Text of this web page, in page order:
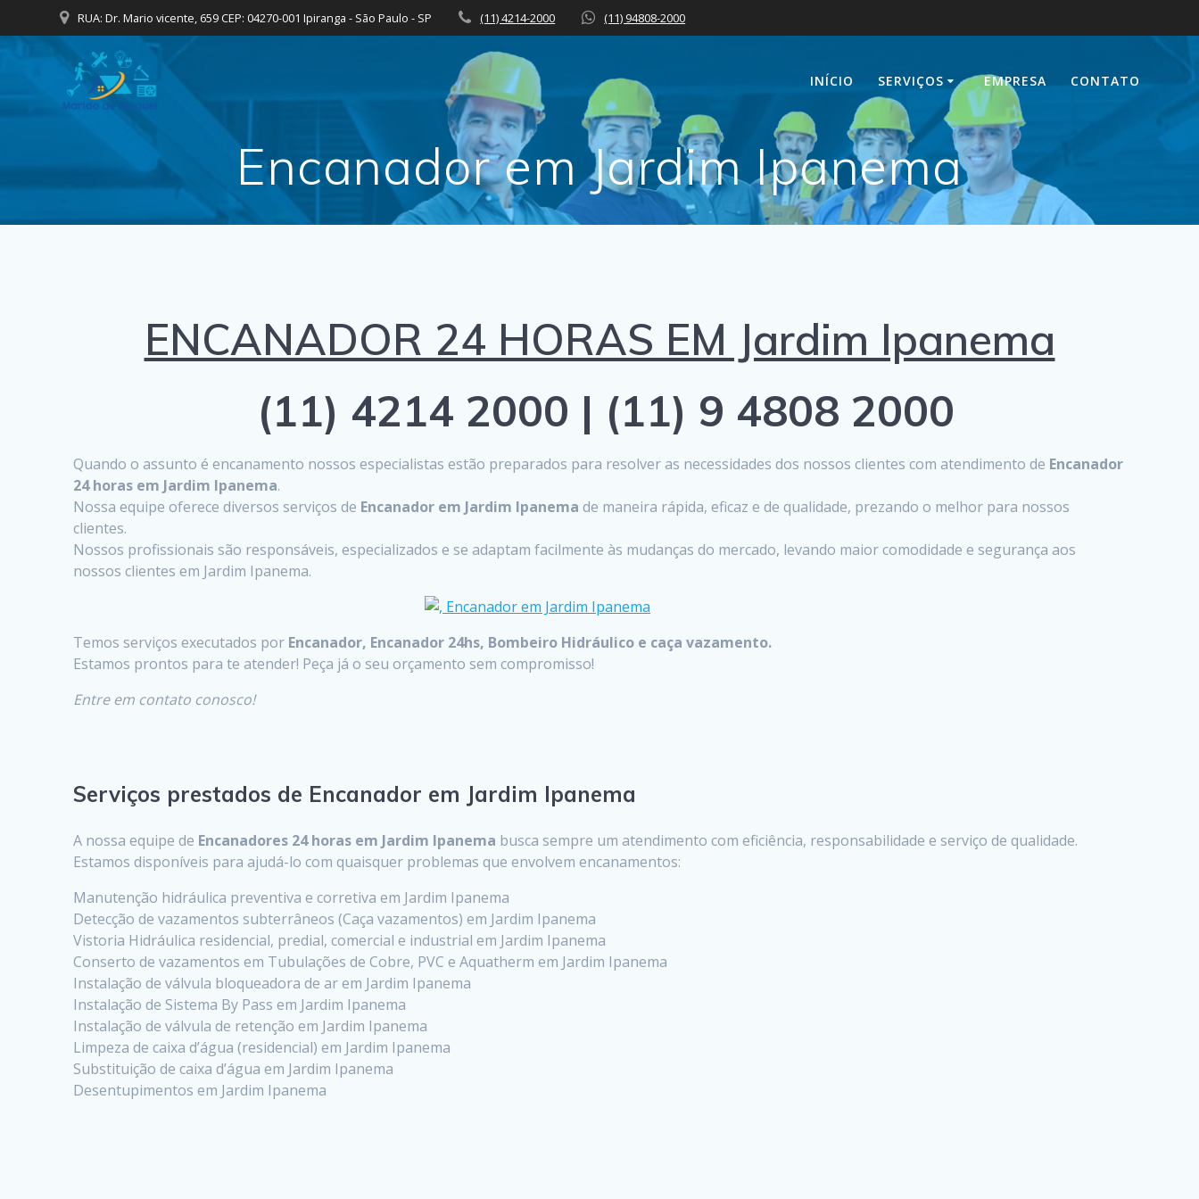
to
RUA: Dr. Mario vicente, 659 CEP: 04270-001 Ipiranga - São Paulo - SP (11) 4214-2000 (11) 94808-2000
INÍCIO SERVIÇOS EMPRESA CONTATO
Encanador em Jardim Ipanema
ENCANADOR 24 HORAS EM Jardim Ipanema
(11) 4214 2000 | (11) 9 4808 2000
Quando o assunto é encanamento nossos especialistas estão preparados para resolver as necessidades dos nossos clientes com atendimento de Encanador
24 horas em Jardim Ipanema.
Nossa equipe oferece diversos serviços de Encanador em Jardim Ipanema de maneira rápida, eficaz e de qualidade, prezando o melhor para nossos
clientes.
Nossos profissionais são responsáveis, especializados e se adaptam facilmente às mudanças do mercado, levando maior comodidade e segurança aos
nossos clientes em Jardim Ipanema.
Temos serviços executados por Encanador, Encanador 24hs, Bombeiro Hidráulico e caça vazamento.
Estamos prontos para te atender! Peça já o seu orçamento sem compromisso!
Entre em contato conosco!
Serviços prestados de Encanador em Jardim Ipanema
A nossa equipe de Encanadores 24 horas em Jardim Ipanema busca sempre um atendimento com eficiência, responsabilidade e serviço de qualidade.
Estamos disponíveis para ajudá-lo com quaisquer problemas que envolvem encanamentos:
Manutenção hidráulica preventiva e corretiva em Jardim Ipanema
Detecção de vazamentos subterrâneos (Caça vazamentos) em Jardim Ipanema
Vistoria Hidráulica residencial, predial, comercial e industrial em Jardim Ipanema
Conserto de vazamentos em Tubulações de Cobre, PVC e Aquatherm em Jardim Ipanema
Instalação de válvula bloqueadora de ar em Jardim Ipanema
Instalação de Sistema By Pass em Jardim Ipanema
Instalação de válvula de retenção em Jardim Ipanema
Limpeza de caixa d’água (residencial) em Jardim Ipanema
Substituição de caixa d’água em Jardim Ipanema
Desentupimentos em Jardim Ipanema